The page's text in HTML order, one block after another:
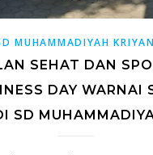
MUHAMMADIYAH KRIYAN
SEHAT DAN
DAY WARNAI
SD